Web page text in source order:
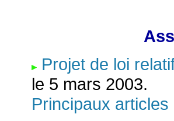
Projet de loi
le 5 mars 2003.
Principaux